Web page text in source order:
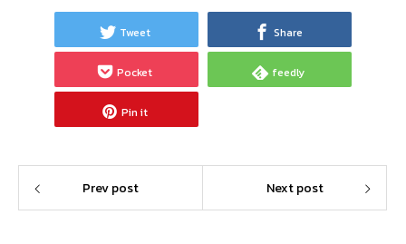
Tweet Share
Pocket feedly
Pin it
Prev post Next post